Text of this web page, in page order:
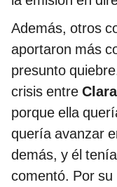
Además, otros
aportaron más
presunto
crisis entre
porque ella
quería avanzar
demás, y él
comentó. Por su